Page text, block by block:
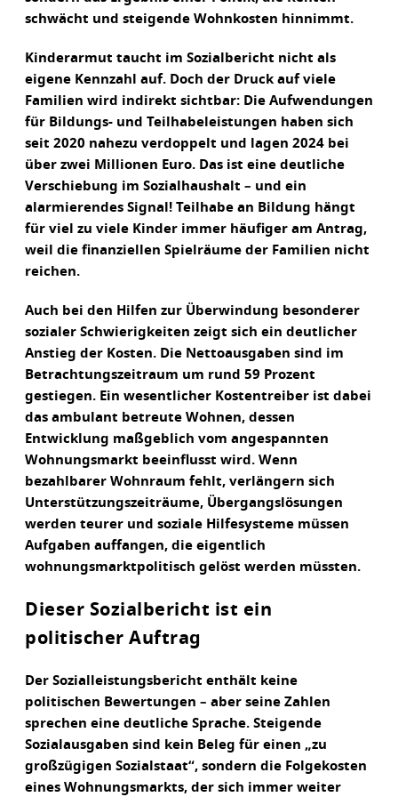
schwächt und steigende Wohnkosten hinnimmt.
Kinderarmut taucht im Sozialbericht nicht als
eigene Kennzahl auf. Doch der Druck auf viele
Familien wird indirekt sichtbar: Die Aufwendungen
für Bildungs- und Teilhabeleistungen haben sich
seit 2020 nahezu verdoppelt und lagen 2024 bei
über zwei Millionen Euro. Das ist eine deutliche
Verschiebung im Sozialhaushalt – und ein
alarmierendes Signal! Teilhabe an Bildung hängt
für viel zu viele Kinder immer häufiger am Antrag,
weil die finanziellen Spielräume der Familien nicht
reichen.
Auch bei den Hilfen zur Überwindung besonderer
sozialer Schwierigkeiten zeigt sich ein deutlicher
Anstieg der Kosten. Die Nettoausgaben sind im
Betrachtungszeitraum um rund 59 Prozent
gestiegen. Ein wesentlicher Kostentreiber ist dabei
das ambulant betreute Wohnen, dessen
Entwicklung maßgeblich vom angespannten
Wohnungsmarkt beeinflusst wird. Wenn
bezahlbarer Wohnraum fehlt, verlängern sich
Unterstützungszeiträume, Übergangslösungen
werden teurer und soziale Hilfesysteme müssen
Aufgaben auffangen, die eigentlich
wohnungsmarktpolitisch gelöst werden müssten.
Dieser Sozialbericht ist ein
politischer Auftrag
Der Sozialleistungsbericht enthält keine
politischen Bewertungen – aber seine Zahlen
sprechen eine deutliche Sprache. Steigende
Sozialausgaben sind kein Beleg für einen „zu
großzügigen Sozialstaat“, sondern die Folgekosten
eines Wohnungsmarkts, der sich immer weiter